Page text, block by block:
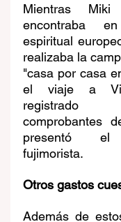
Mientras
encontraba
espiritual
realizaba la
"casa por casa
el viaje a
comprobantes
presentó el
fujimorista.
Otros gastos
Además de